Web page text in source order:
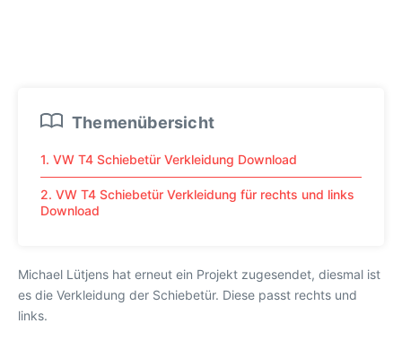
Themenübersicht
1. VW T4 Schiebetür Verkleidung Download
2. VW T4 Schiebetür Verkleidung für rechts und links
Download
Michael Lütjens hat erneut ein Projekt zugesendet, diesmal ist
es die Verkleidung der Schiebetür. Diese passt rechts und
links.